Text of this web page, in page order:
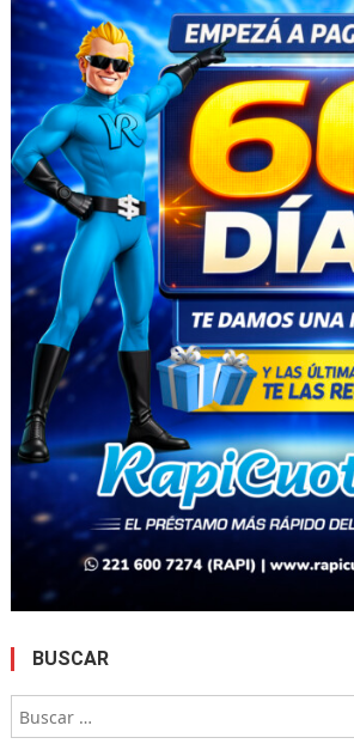
BUSCAR